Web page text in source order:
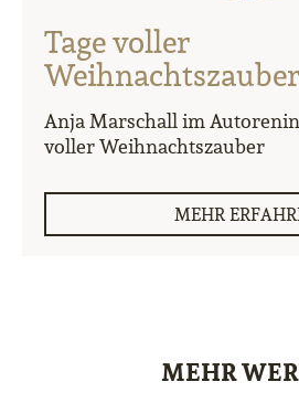
Tage voller
Weihnachtszauber
Anja Marschall im
voller Weihnachtszauber
MEHR
MEHR